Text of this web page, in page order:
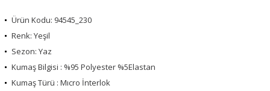
Ürün Kodu: 94545_230
Renk: Yeşil
Sezon: Yaz
Kumaş Bilgisi : %95 Polyester %5Elastan
Kumaş Türü : Mıcro İnterlok